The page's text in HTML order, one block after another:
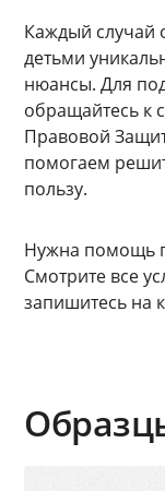
Каждый случай
детьми
нюансы. Для
обращайтесь к
Правовой
помогаем
пользу.
Нужна помощь
Смотрите все
запишитесь на